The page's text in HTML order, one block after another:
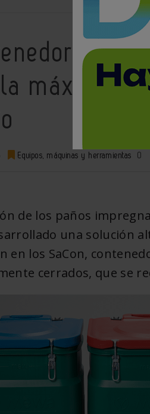
de
máxima
Equipos, máquinas y herramientas 0
de los paños
una solución
en los SaCon,
cerrados, que se